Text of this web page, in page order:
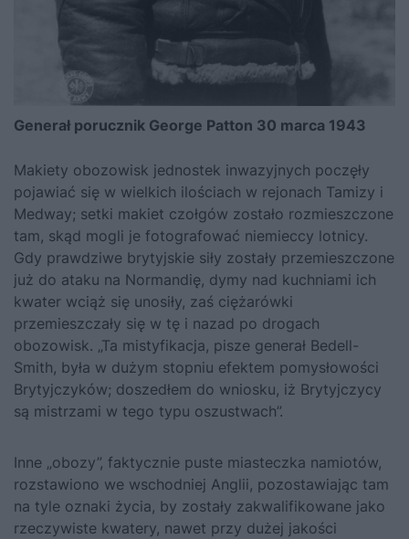
Generał porucznik George Patton 30 marca 1943
Makiety obozowisk jednostek inwazyjnych poczęły
pojawiać się w wielkich ilościach w rejonach Tamizy i
Medway; setki makiet czołgów zostało rozmieszczone
tam, skąd mogli je fotografować niemieccy lotnicy.
Gdy prawdziwe brytyjskie siły zostały przemieszczone
już do ataku na Normandię, dymy nad kuchniami ich
kwater wciąż się unosiły, zaś ciężarówki
przemieszczały się w tę i nazad po drogach
obozowisk. „Ta mistyfikacja, pisze generał Bedell-
Smith, była w dużym stopniu efektem pomysłowości
Brytyjczyków; doszedłem do wniosku, iż Brytyjczycy
są mistrzami w tego typu oszustwach”.
Inne „obozy”, faktycznie puste miasteczka namiotów,
rozstawiono we wschodniej Anglii, pozostawiając tam
na tyle oznaki życia, by zostały zakwalifikowane jako
rzeczywiste kwatery, nawet przy dużej jakości